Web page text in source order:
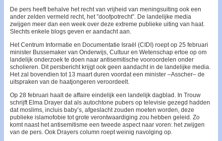
De pers heeft behalve het recht van vrijheid van meningsuiting ook een
ander zelden vermeld recht, het ”doofpotrecht”. De landelijke media
zwijgen meer dan een week over deze extreme publieke uiting van haat.
Slechts enkele blogs geven er aandacht aan.
Het Centrum Informatie en Documentatie Israël (CIDI) roept op 25 februari
minister Bussemaker van Onderwijs, Cultuur en Wetenschap ertoe op om
landelijk onderzoek te doen naar antisemitische vooroordelen onder
scholieren. Dit persbericht krijgt ook geen aandacht in de landelijke media.
Het zal bovendien tot 13 maart duren voordat een minister –Asscher– de
uitspraken van de haatjongeren veroordeelt.
Op 28 februari haalt de affaire eindelijk een landelijk dagblad. In Trouw
schrijft Elma Drayer dat als autochtone pubers op televisie gezegd hadden
dat moslims, incluis baby’s, afgeslacht zouden moeten worden, deze
publieke islamofobie tot grote verontwaardiging zou hebben geleid. Zo
komt naast het antisemitisme een tweede aspect naar voren: het zwijgen
van de pers. Ook Drayers column roept weinig navolging op.